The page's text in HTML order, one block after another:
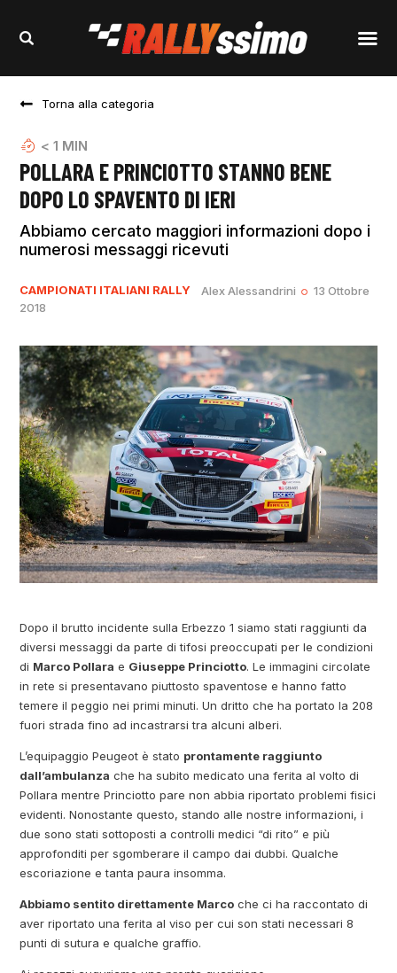
Torna alla categoria
< 1 MIN
POLLARA E PRINCIOTTO STANNO BENE
DOPO LO SPAVENTO DI IERI
Abbiamo cercato maggiori informazioni dopo i
numerosi messaggi ricevuti
CAMPIONATI ITALIANI RALLY Alex Alessandrini
13 Ottobre
2018
Dopo il brutto incidente sulla Erbezzo 1 siamo stati raggiunti da
diversi messaggi da parte di tifosi preoccupati per le condizioni
di Marco Pollara e Giuseppe Princiotto. Le immagini circolate
in rete si presentavano piuttosto spaventose e hanno fatto
temere il peggio nei primi minuti. Un dritto che ha portato la 208
fuori strada fino ad incastrarsi tra alcuni alberi.
L’equipaggio Peugeot è stato prontamente raggiunto
dall’ambulanza che ha subito medicato una ferita al volto di
Pollara mentre Princiotto pare non abbia riportato problemi fisici
evidenti. Nonostante questo, stando alle nostre informazioni, i
due sono stati sottoposti a controlli medici “di rito” e più
approfonditi per sgomberare il campo dai dubbi. Qualche
escoriazione e tanta paura insomma.
Abbiamo sentito direttamente Marco che ci ha raccontato di
aver riportato una ferita al viso per cui son stati necessari 8
punti di sutura e qualche graffio.